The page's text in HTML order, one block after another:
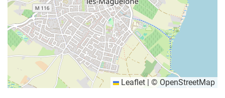
Leaflet |© OpenStreetMap